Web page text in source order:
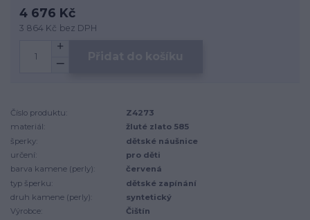
4 676 Kč
3 864 Kč bez DPH
Číslo produktu:
Z4273
materiál:
žluté zlato 585
šperky:
dětské náušnice
určení:
pro děti
barva kamene (perly):
červená
typ šperku:
dětské zapínání
druh kamene (perly):
syntetický
Výrobce:
Čištín